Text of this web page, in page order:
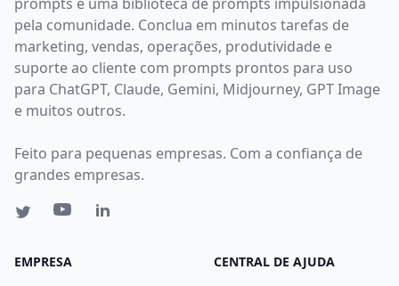
pela comunidade. Conclua em minutos tarefas de
marketing, vendas, operações, produtividade e
suporte ao cliente com prompts prontos para uso
para ChatGPT, Claude, Gemini, Midjourney, GPT Image
e muitos outros.
Feito para pequenas empresas. Com a confiança de
grandes empresas.
EMPRESA CENTRAL DE AJUDA